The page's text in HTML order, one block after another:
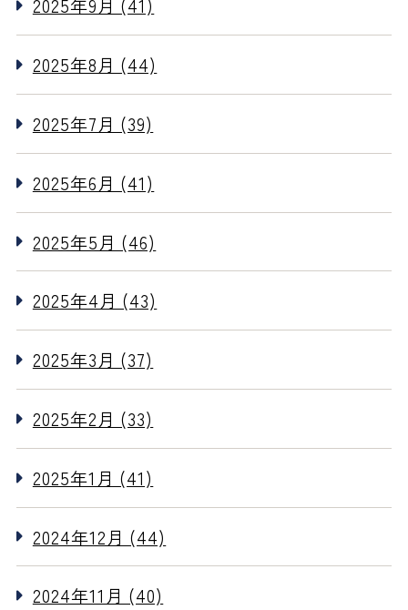
2025年9月 (41)
2025年8月 (44)
2025年7月 (39)
2025年6月 (41)
2025年5月 (46)
2025年4月 (43)
2025年3月 (37)
2025年2月 (33)
2025年1月 (41)
2024年12月 (44)
2024年11月 (40)